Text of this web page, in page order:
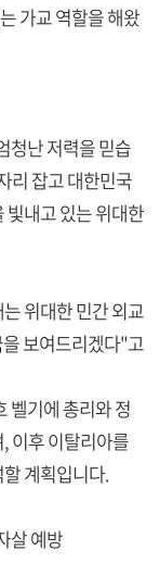
가교 역할을 해왔
청난 저력을 믿습
리 잡고 대한민국
빛내고 있는 위대한
위대한 민간 외교
보여드리겠다"고
벨기에 총리와 정
이후 이탈리아를
계획입니다.
살 예방